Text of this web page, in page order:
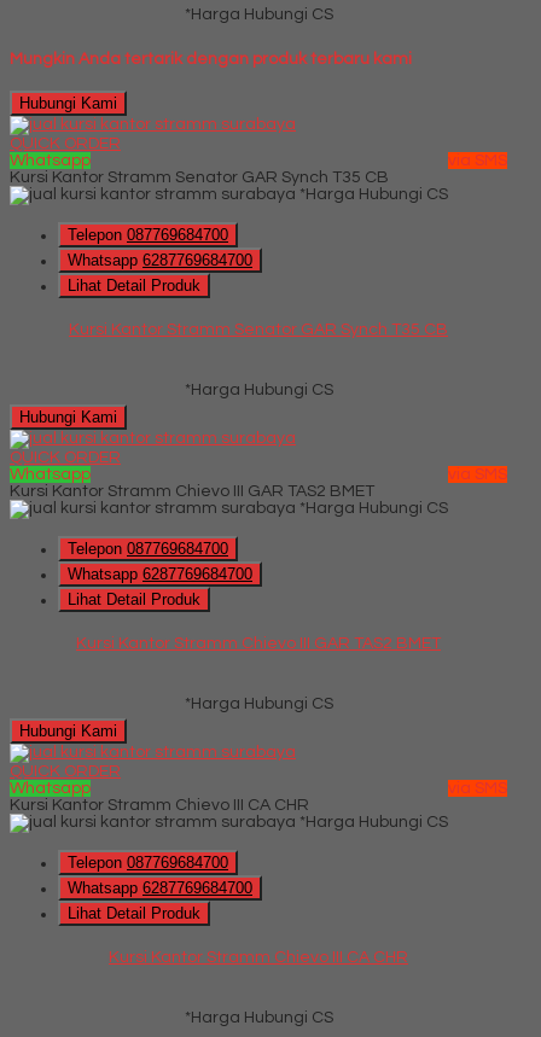
*Harga Hubungi CS
Mungkin Anda tertarik dengan produk terbaru kami
Hubungi Kami
QUICK ORDER
Whatsapp
via SMS
Kursi Kantor Stramm Senator GAR Synch T35 CB
*Harga Hubungi CS
Telepon 087769684700
Whatsapp 6287769684700
Lihat Detail Produk
Kursi Kantor Stramm Senator GAR Synch T35 CB
*Harga Hubungi CS
Hubungi Kami
QUICK ORDER
Whatsapp
via SMS
Kursi Kantor Stramm Chievo III GAR TAS2 BMET
*Harga Hubungi CS
Telepon 087769684700
Whatsapp 6287769684700
Lihat Detail Produk
Kursi Kantor Stramm Chievo III GAR TAS2 BMET
*Harga Hubungi CS
Hubungi Kami
QUICK ORDER
Whatsapp
via SMS
Kursi Kantor Stramm Chievo III CA CHR
*Harga Hubungi CS
Telepon 087769684700
Whatsapp 6287769684700
Lihat Detail Produk
Kursi Kantor Stramm Chievo III CA CHR
*Harga Hubungi CS